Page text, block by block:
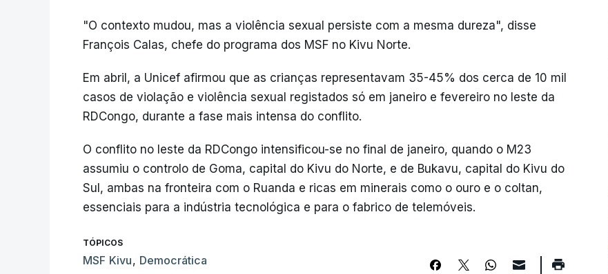
"O contexto mudou, mas a violência sexual persiste com a mesma dureza", disse
François Calas, chefe do programa dos MSF no Kivu Norte.
Em abril, a Unicef afirmou que as crianças representavam 35-45% dos cerca de 10 mil
casos de violação e violência sexual registados só em janeiro e fevereiro no leste da
RDCongo, durante a fase mais intensa do conflito.
O conflito no leste da RDCongo intensificou-se no final de janeiro, quando o M23
assumiu o controlo de Goma, capital do Kivu do Norte, e de Bukavu, capital do Kivu do
Sul, ambas na fronteira com o Ruanda e ricas em minerais como o ouro e o coltan,
essenciais para a indústria tecnológica e para o fabrico de telemóveis.
TÓPICOS
MSF Kivu, Democrática